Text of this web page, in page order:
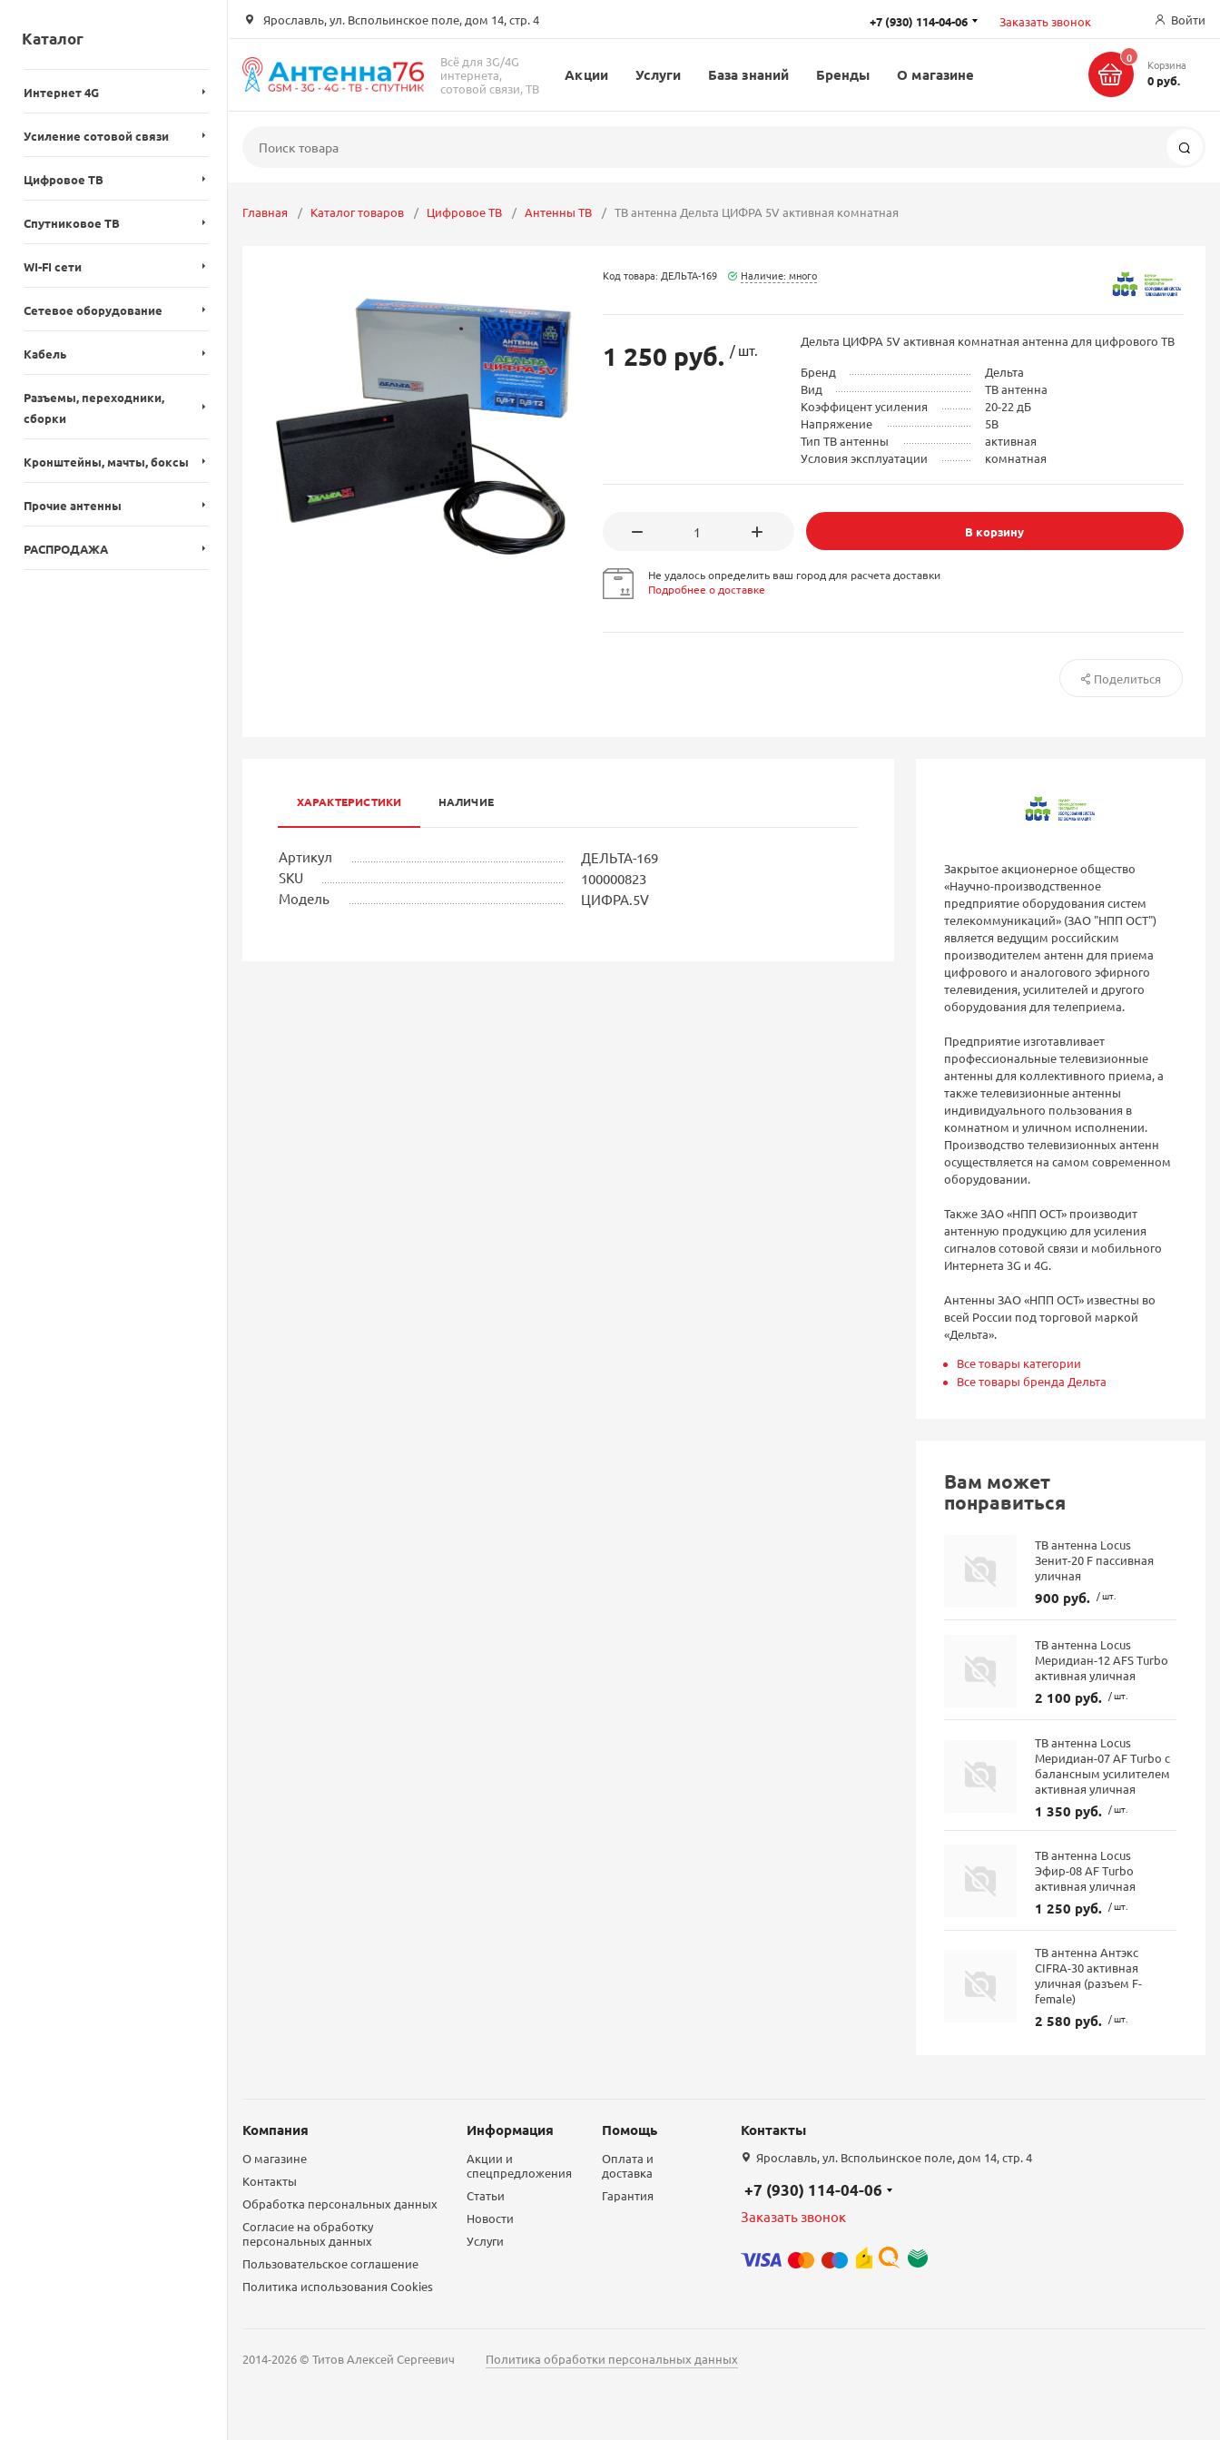
Ярославль, ул. Вспольинское поле, дом 14, стр. 4 +7 (930) 114-04-06 Заказать звонок Войти
Всё для 3G/4G
интернета,
сотовой связи, ТВ
Акции Услуги База знаний Бренды О магазине
0 Корзина
0 руб.
Каталог
Интернет 4G
Усиление сотовой связи
Цифровое ТВ
Спутниковое ТВ
WI-FI сети
Сетевое оборудование
Кабель
Разъемы, переходники,
сборки
Кронштейны, мачты, боксы
Прочие антенны
РАСПРОДАЖА
Главная Каталог товаров Цифровое ТВ Антенны ТВ ТВ антенна Дельта ЦИФРА 5V активная комнатная
Код товара: ДЕЛЬТА-169 Наличие: много
1 250 руб. / шт.
Дельта ЦИФРА 5V активная комнатная антенна для цифрового ТВ
Бренд
Дельта
Вид
ТВ антенна
Коэффицент усиления
20-22 дБ
Напряжение
5В
Тип ТВ антенны
активная
Условия эксплуатации
комнатная
В корзину
Не удалось определить ваш город для расчета доставки
Подробнее о доставке
Поделиться
ХАРАКТЕРИСТИКИ НАЛИЧИЕ
Артикул
ДЕЛЬТА-169
SKU
100000823
Модель
ЦИФРА.5V
Закрытое акционерное общество
«Научно-производственное
предприятие оборудования систем
телекоммуникаций» (ЗАО "НПП ОСТ")
является ведущим российским
производителем антенн для приема
цифрового и аналогового эфирного
телевидения, усилителей и другого
оборудования для телеприема.
Предприятие изготавливает
профессиональные телевизионные
антенны для коллективного приема, а
также телевизионные антенны
индивидуального пользования в
комнатном и уличном исполнении.
Производство телевизионных антенн
осуществляется на самом современном
оборудовании.
Также ЗАО «НПП ОСТ» производит
антенную продукцию для усиления
сигналов сотовой связи и мобильного
Интернета 3G и 4G.
Антенны ЗАО «НПП ОСТ» известны во
всей России под торговой маркой
«Дельта».
Все товары категории
Все товары бренда Дельта
Вам может
понравиться
ТВ антенна Locus
Зенит-20 F пассивная
уличная
900 руб. / шт.
ТВ антенна Locus
Меридиан-12 AFS Turbo
активная уличная
2 100 руб. / шт.
ТВ антенна Locus
Меридиан-07 AF Turbo с
балансным усилителем
активная уличная
1 350 руб. / шт.
ТВ антенна Locus
Эфир-08 AF Turbo
активная уличная
1 250 руб. / шт.
ТВ антенна Антэкс
CIFRA-30 активная
уличная (разъем F-
female)
2 580 руб. / шт.
Компания
О магазине
Контакты
Обработка персональных данных
Согласие на обработку
персональных данных
Пользовательское соглашение
Политика использования Сookies
Информация
Акции и
спецпредложения
Статьи
Новости
Услуги
Помощь
Оплата и
доставка
Гарантия
Контакты
Ярославль, ул. Вспольинское поле, дом 14, стр. 4
+7 (930) 114-04-06
Заказать звонок
2014-2026 © Титов Алексей Сергеевич Политика обработки персональных данных